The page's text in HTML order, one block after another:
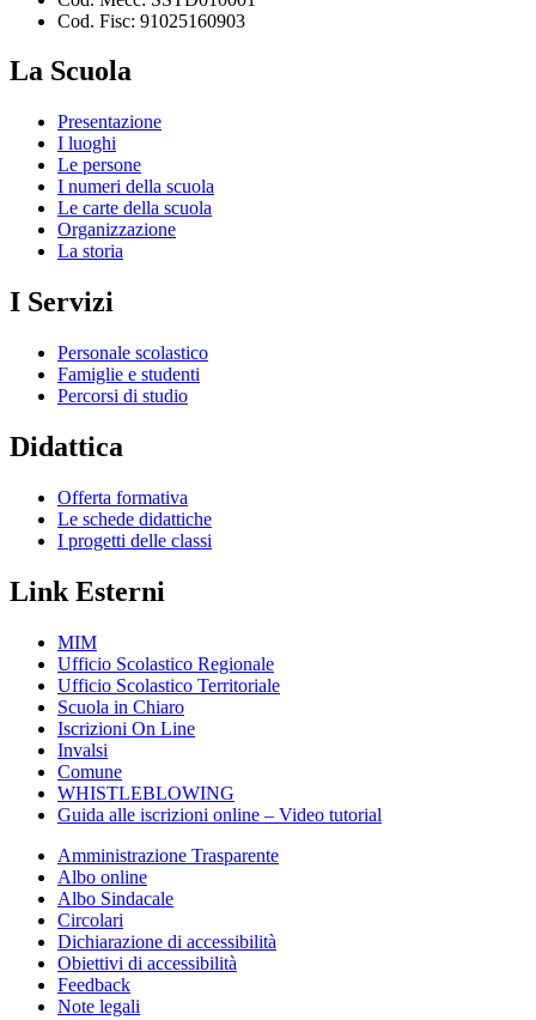
Cod. Fisc: 91025160903
La Scuola
Presentazione
I luoghi
Le persone
I numeri della scuola
Le carte della scuola
Organizzazione
La storia
I Servizi
Personale scolastico
Famiglie e studenti
Percorsi di studio
Didattica
Offerta formativa
Le schede didattiche
I progetti delle classi
Link Esterni
MIM
Ufficio Scolastico Regionale
Ufficio Scolastico Territoriale
Scuola in Chiaro
Iscrizioni On Line
Invalsi
Comune
WHISTLEBLOWING
Guida alle iscrizioni online – Video tutorial
Amministrazione Trasparente
Albo online
Albo Sindacale
Circolari
Dichiarazione di accessibilità
Obiettivi di accessibilità
Feedback
Note legali